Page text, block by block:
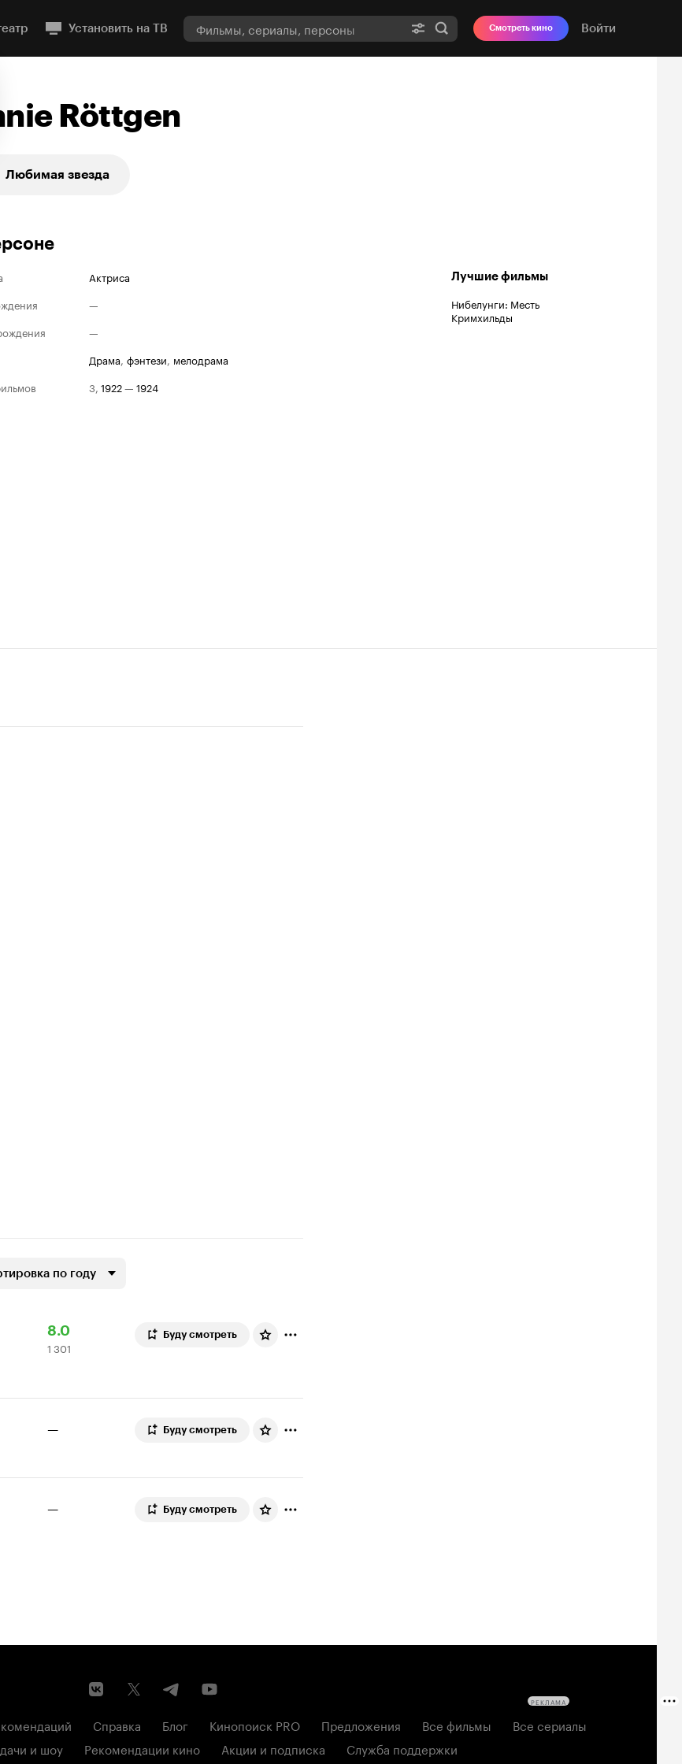
Установить на ТВ Смотреть кино Войти
Röttgen
Любимая звезда
Актриса
—
—
драма, фэнтези, мелодрама
3, 1922— 1924
Лучшие фильмы
Нибелунги: Месть
Кримхильды
по году
Рейтинг
Кинопоиска
8.0
1
301
1 301
Буду смотреть
— Буду смотреть
— Буду смотреть
Справка Блог Кинопоиск PRO Предложения Все фильмы
Все сериалы
и шоу Рекомендации кино Акции и подписка Служба поддержки
РЕКЛАМА